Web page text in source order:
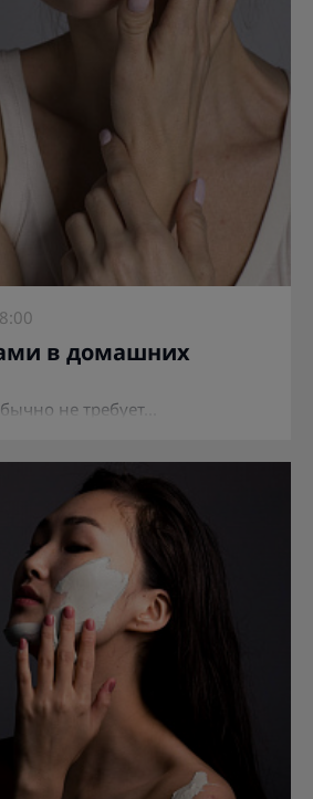
в домашних
не требует...